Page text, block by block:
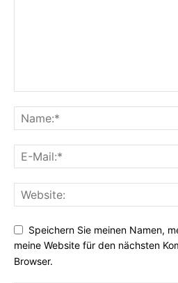
Speichern Sie meinen Namen,
meine Website für den nächsten
Browser.